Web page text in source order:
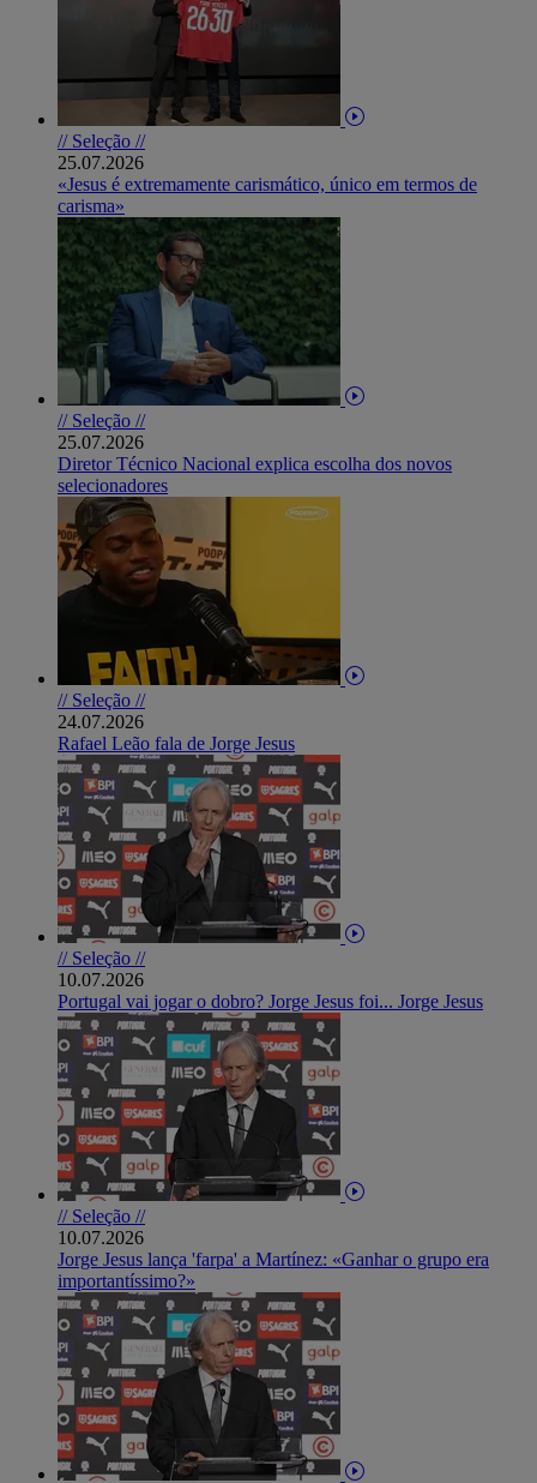
// Seleção //
25.07.2026
«Jesus é extremamente carismático, único em termos de
carisma»
// Seleção //
25.07.2026
Diretor Técnico Nacional explica escolha dos novos
selecionadores
// Seleção //
24.07.2026
Rafael Leão fala de Jorge Jesus
// Seleção //
10.07.2026
Portugal vai jogar o dobro? Jorge Jesus foi... Jorge Jesus
// Seleção //
10.07.2026
Jorge Jesus lança 'farpa' a Martínez: «Ganhar o grupo era
importantíssimo?»